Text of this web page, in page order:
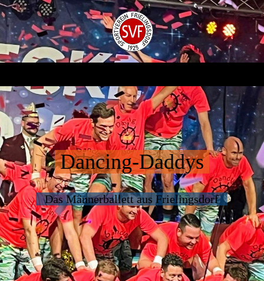
Dancing-Daddys
Das Männerballett aus Frielingsdorf